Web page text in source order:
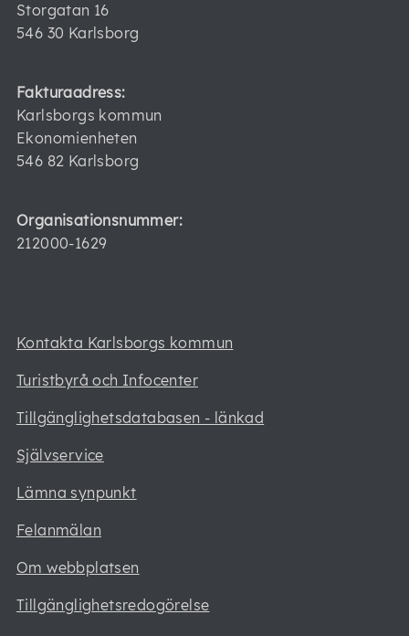
Storgatan 16
546 30 Karlsborg
Fakturaadress:
Karlsborgs kommun
Ekonomienheten
546 82 Karlsborg
Organisationsnummer:
212000-1629
Kontakta Karlsborgs kommun
Turistbyrå och Infocenter
Tillgänglighetsdatabasen - länkad
Självservice
Lämna synpunkt
Felanmälan
Om webbplatsen
Tillgänglighetsredogörelse